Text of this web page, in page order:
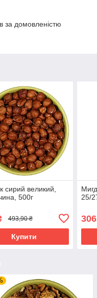
за домовленістю
сирий великий,
500г
493,90 ₴
Купити
25/